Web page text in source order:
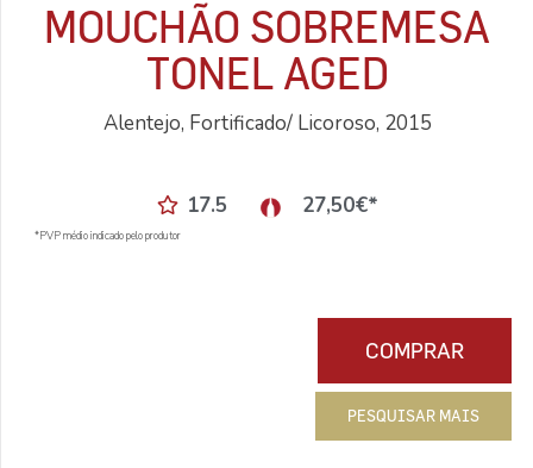
MOUCHÃO SOBREMESA
TONEL AGED
Alentejo, Fortificado/ Licoroso, 2015
17.5 27,50€*
*PVP médio indicado pelo produtor
COMPRAR
PESQUISAR MAIS